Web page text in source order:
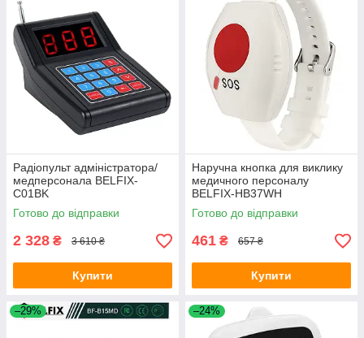
Радіопульт адміністратора/
медперсонала BELFIX-
C01BK
Готово до відправки
2 328 ₴ 3 610 ₴
Купити
Наручна кнопка для виклику
медичного персоналу
BELFIX-HB37WH
Готово до відправки
461 ₴ 657 ₴
Купити
–29% –24%